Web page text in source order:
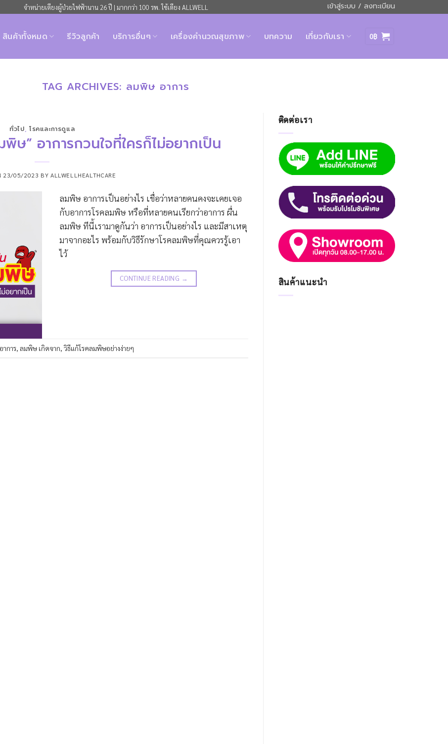
จำหน่ายเตียงผู้ป่วยไฟฟ้านาน 26 ปี | มากกว่า 100 รพ. ใช้เตียง ALLWELL เข้าสู่ระบบ / ลงทะเบียน
สินค้าทั้งหมด รีวิวลูกค้า บริการอื่นๆ เครื่องคำนวณสุขภาพ บทความ เกี่ยวกับเรา 0฿
TAG ARCHIVES: ลมพิษ อาการ
ทั่วไป โรคและการดูแล
ษ” อาการกวนใจที่ใครก็ไม่อยากเป็น
23/05/2023 BY ALLWELLHEALTHCARE
ลมพิษ อาการเป็นอย่างไร เชื่อว่าหลายคนคงจะเคยเจอ
กับอาการโรคลมพิษ หรือที่หลายคนเรียกว่าอาการ ผื่น
ลมพิษ ทีนี้เรามาดูกันว่า อาการเป็นอย่างไร และมีสาเหตุ
มาจากอะไร พร้อมกับวิธีรักษาโรคลมพิษที่คุณควรรู้เอา
ไว้
CONTINUE READING →
การ ลมพิษ เกิดจาก ,วิธีแก้โรคลมพิษอย่างง่ายๆ
ติดต่อเรา
สินค้าแนะนำ